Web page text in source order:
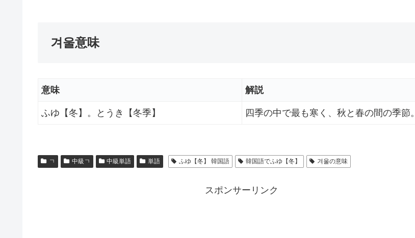
겨울意味
意味 解説
ふゆ【冬】。とうき【冬季】 四季の中で最も寒く、秋と春の間の季節。
ㄱ 中級ㄱ 中級単語 単語 ふゆ【冬】 韓国語 韓国語でふゆ【冬】 겨울の意味
スポンサーリンク